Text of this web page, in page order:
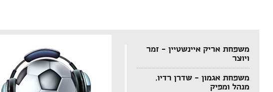
משפחת אריק איינשטיין – זמר
ויוצר
משפחת אגמון – שדרן רדיו,
מנהל ומפיק